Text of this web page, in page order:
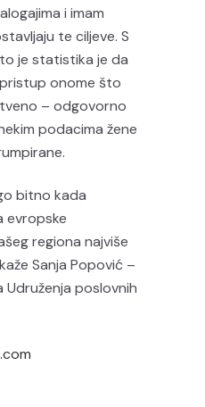
i imam
te ciljeve. S
je statistika je da
onome što
– odgovorno
podacima žene
bitno kada
evropske
regiona najviše
Sanja Popović –
poslovnih